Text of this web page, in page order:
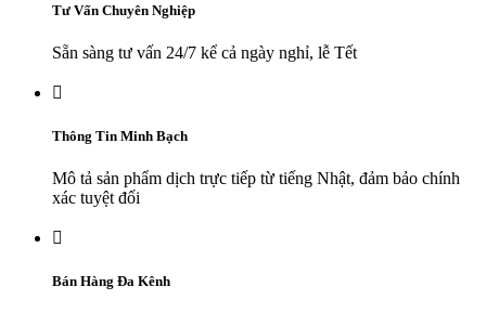
Tư Vấn Chuyên Nghiệp
Sẵn sàng tư vấn 24/7 kể cả ngày nghỉ, lễ Tết

Thông Tin Minh Bạch
Mô tả sản phẩm dịch trực tiếp từ tiếng Nhật, đảm bảo chính
xác tuyệt đối

Bán Hàng Đa Kênh